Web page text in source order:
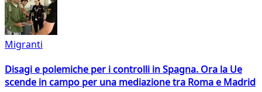
Migranti
Disagi e polemiche per i controlli in Spagna. Ora la Ue
scende in campo per una mediazione tra Roma e Madrid